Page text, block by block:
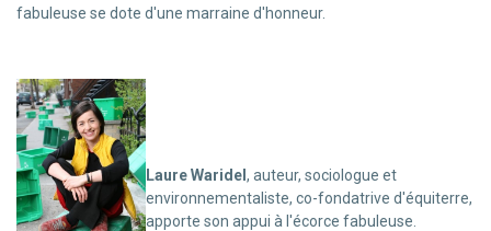
fabuleuse se dote d'une marraine d'honneur.
Laure Waridel , auteur, sociologue et
environnementaliste, co-fondatrive d'équiterre,
apporte son appui à l'écorce fabuleuse.